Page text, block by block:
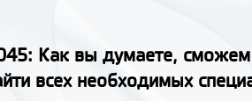
Как вы думаете,
всех необходимых